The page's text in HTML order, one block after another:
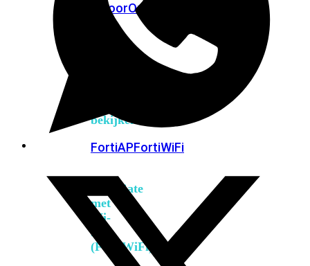
IndoorOutdoor
bekijken
FortiAPFortiWiFi
FortiGate
met
Wi-
Fi
(FortiWiFi)